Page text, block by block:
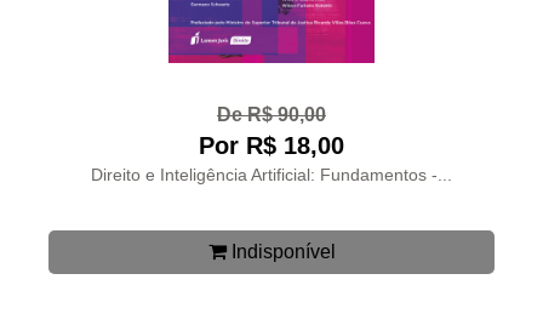
De R$ 90,00
Por R$ 18,00
Direito e Inteligência Artificial: Fundamentos -...
Indisponível